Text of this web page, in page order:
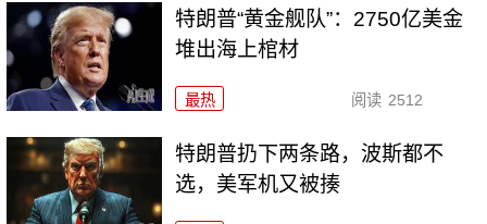
特朗普“黄金舰队”：2750亿美金
堆出海上棺材
最热 阅读 2512
特朗普扔下两条路，波斯都不
选，美军机又被揍